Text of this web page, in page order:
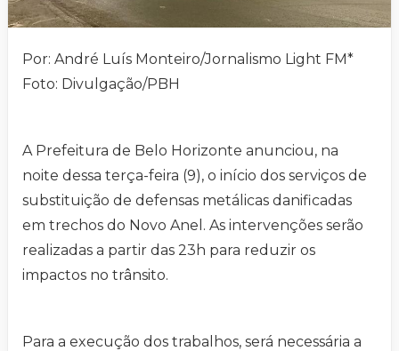
Por: André Luís Monteiro/Jornalismo Light FM*
Foto: Divulgação/PBH
A Prefeitura de Belo Horizonte anunciou, na
noite dessa terça-feira (9), o início dos serviços de
substituição de defensas metálicas danificadas
em trechos do Novo Anel. As intervenções serão
realizadas a partir das 23h para reduzir os
impactos no trânsito.
Para a execução dos trabalhos, será necessária a